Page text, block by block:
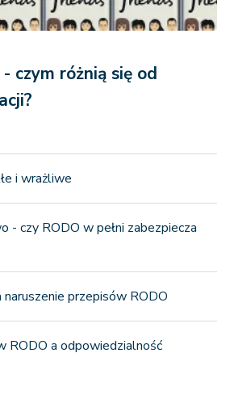
czym różnią się od
i wrażliwe
- czy RODO w pełni zabezpiecza
przepisów RODO
RODO a odpowiedzialność